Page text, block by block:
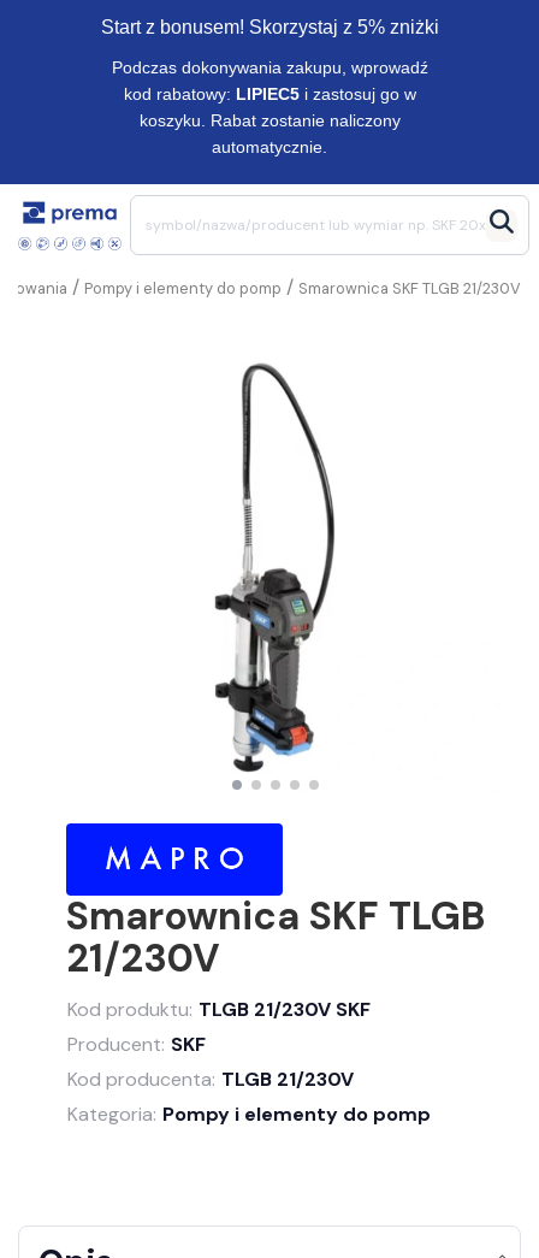
Start z bonusem! Skorzystaj z 5% zniżki
Podczas dokonywania zakupu, wprowadź
kod rabatowy: LIPIEC5 i zastosuj go w
koszyku. Rabat zostanie naliczony
automatycznie.
Smarownica SKF TLGB 21/230V
/
Pompy i elementy do pomp
/
Smarownica SKF TLGB
21/230V
Kod produktu: TLGB 21/230V SKF
Producent: SKF
Kod producenta: TLGB 21/230V
Kategoria: Pompy i elementy do pomp